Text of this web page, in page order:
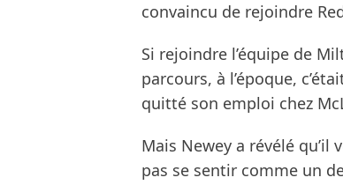
convaincu de rejoindre
Si rejoindre l’équipe de
parcours, à l’époque,
quitté son emploi chez
Mais Newey a révélé
pas se sentir comme un